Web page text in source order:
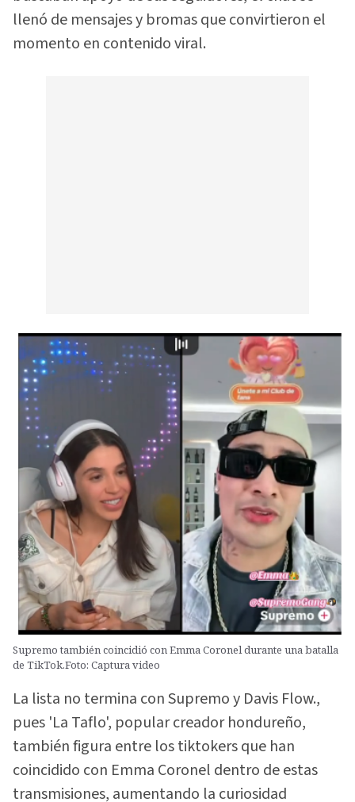
llenó de mensajes y bromas que convirtieron el
momento en contenido viral.
Supremo también coincidió con Emma Coronel durante una batalla
de TikTok.Foto: Captura video
La lista no termina con Supremo y Davis Flow.,
pues 'La Taflo', popular creador hondureño,
también figura entre los tiktokers que han
coincidido con Emma Coronel dentro de estas
transmisiones, aumentando la curiosidad